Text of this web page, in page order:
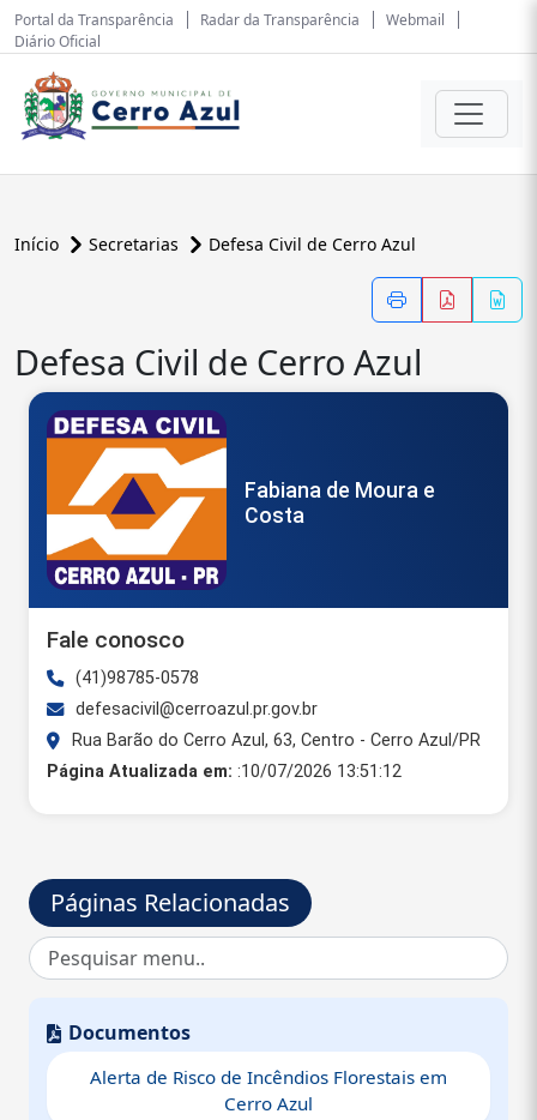
Portal da Transparência Radar da Transparência
Webmail
Diário Oficial
Início Secretarias Defesa Civil de Cerro Azul
Defesa Civil de Cerro Azul
Fabiana de Moura e
Costa
Fale conosco
(41)98785-0578
defesacivil@cerroazul.pr.gov.br
Rua Barão do Cerro Azul, 63, Centro - Cerro Azul/PR
Página Atualizada em: :10/07/2026 13:51:12
Páginas Relacionadas
Documentos
Alerta de Risco de Incêndios Florestais em
Cerro Azul